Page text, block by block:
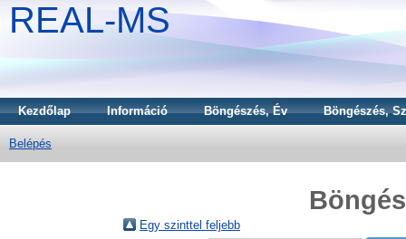
REAL-MS
Kezdőlap Információ Böngészés, Év Böngészés,
Belépés
Egy szinttel feljebb